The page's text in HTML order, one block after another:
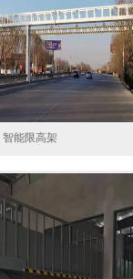
智能限高架